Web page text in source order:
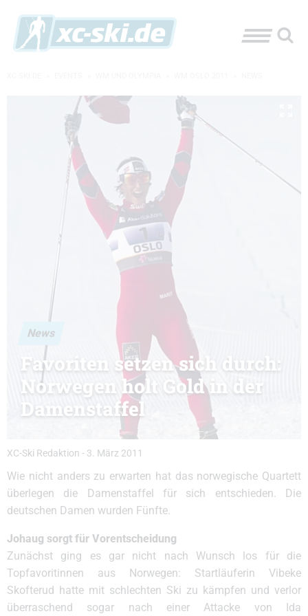
News
Favoriten setzen sich durch:
Norwegen holt Gold in der
Damenstaffel
XC-Ski Redaktion - 3. März 2011
Wie nicht anders zu erwarten hat das norwegische Quartett
überlegen die Damenstaffel für sich entschieden. Die
deutschen Damen wurden Fünfte.
Johaug sorgt für Vorentscheidung
Zunächst ging es gar nicht nach Wunsch los für die
Topfavoritinnen aus Norwegen: Startläuferin Vibeke
Skofterud hatte mit schlechten Ski zu kämpfen und verlor
überraschend sogar nach einer Attacke von Ida